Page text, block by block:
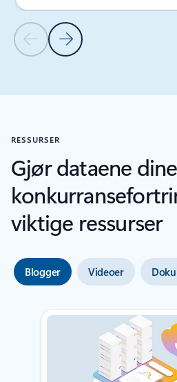
Forrige lysbildeNeste lysbilde
Tilbake til delen Kundehistorier
RESSURSER
Gjør dataene
viktige ressurser
Blogger Videoer